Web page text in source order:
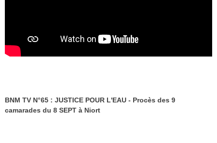
BNM TV N°65 : JUSTICE POUR L'EAU - Procès des 9
camarades du 8 SEPT à Niort